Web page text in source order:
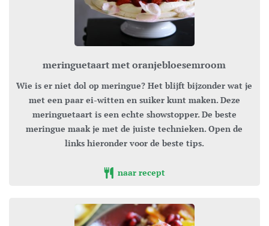
meringuetaart met oranjebloesemroom
Wie is er niet dol op meringue? Het blijft bijzonder wat je
met een paar ei-witten en suiker kunt maken. Deze
meringuetaart is een echte showstopper. De beste
meringue maak je met de juiste technieken. Open de
links hieronder voor de beste tips.
naar recept